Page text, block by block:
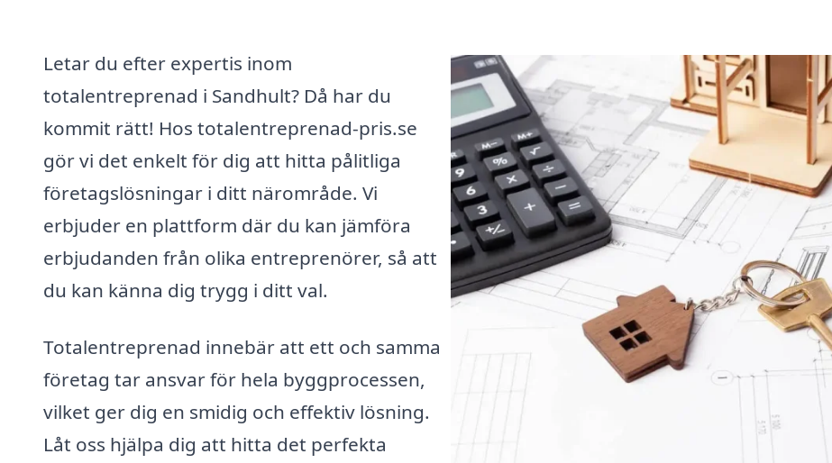
Letar du efter expertis inom
totalentreprenad i Sandhult? Då har du
kommit rätt! Hos totalentreprenad-pris.se
gör vi det enkelt för dig att hitta pålitliga
företagslösningar i ditt närområde. Vi
erbjuder en plattform där du kan jämföra
erbjudanden från olika entreprenörer, så att
du kan känna dig trygg i ditt val.
Totalentreprenad innebär att ett och samma
företag tar ansvar för hela byggprocessen,
vilket ger dig en smidig och effektiv lösning.
Låt oss hjälpa dig att hitta det perfekta